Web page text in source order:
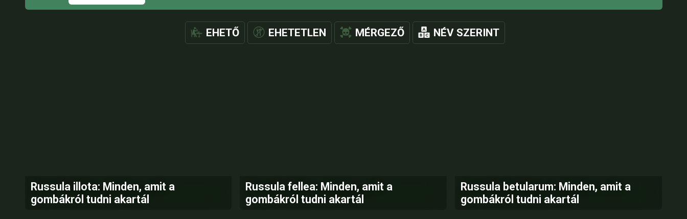
EHETŐ EHETETLEN MÉRGEZŐ NÉV SZERINT
Russula illota: Minden, amit a
gombákról tudni akartál
Russula fellea: Minden, amit a
gombákról tudni akartál
Russula betularum: Minden, amit a
gombákról tudni akartál